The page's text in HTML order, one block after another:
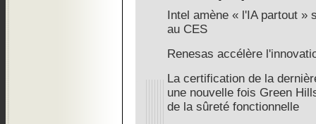
Intel amène « l'IA partout »
au CES
Renesas accélère
La certification de la
une nouvelle fois Green
de la sûreté fonctionnelle